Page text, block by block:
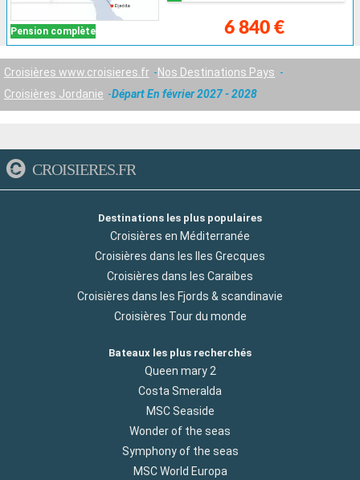
Pension complète 6 840 €
Croisières www.croisieres.fr
Nos Destinations Pays
Croisières Jordanie
Départ En février 2027 - 2028
CROISIERES.FR
Destinations les plus populaires
Croisières en Méditerranée
Croisières dans les Iles Grecques
Croisières dans les Caraibes
Croisières dans les Fjords & scandinavie
Croisières Tour du monde
Bateaux les plus recherchés
Queen mary 2
Costa Smeralda
MSC Seaside
Wonder of the seas
Symphony of the seas
MSC World Europa